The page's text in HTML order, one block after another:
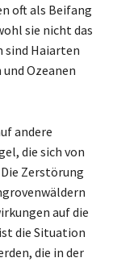
oft als Beifang
sie nicht das
sind Haiarten
Ozeanen
andere
die sich von
Zerstörung
auf die
die Situation
die in der